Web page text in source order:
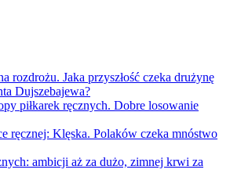
rozdrożu. Jaka przyszłość czeka drużynę
Dujszebajewa?
piłkarek ręcznych. Dobre losowanie
ręcznej: Klęska. Polaków czeka mnóstwo
ambicji aż za dużo, zimnej krwi za